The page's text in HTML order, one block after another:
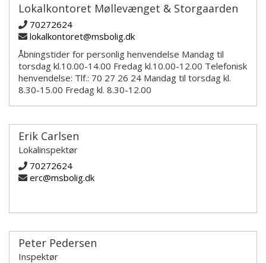
Lokalkontoret Møllevænget & Storgaarden
70272624
lokalkontoret@msbolig.dk
Åbningstider for personlig henvendelse Mandag til
torsdag kl.10.00-14.00 Fredag kl.10.00-12.00 Telefonisk
henvendelse: Tlf.: 70 27 26 24 Mandag til torsdag kl.
8.30-15.00 Fredag kl. 8.30-12.00
Erik Carlsen
Lokalinspektør
70272624
erc@msbolig.dk
Peter Pedersen
Inspektør